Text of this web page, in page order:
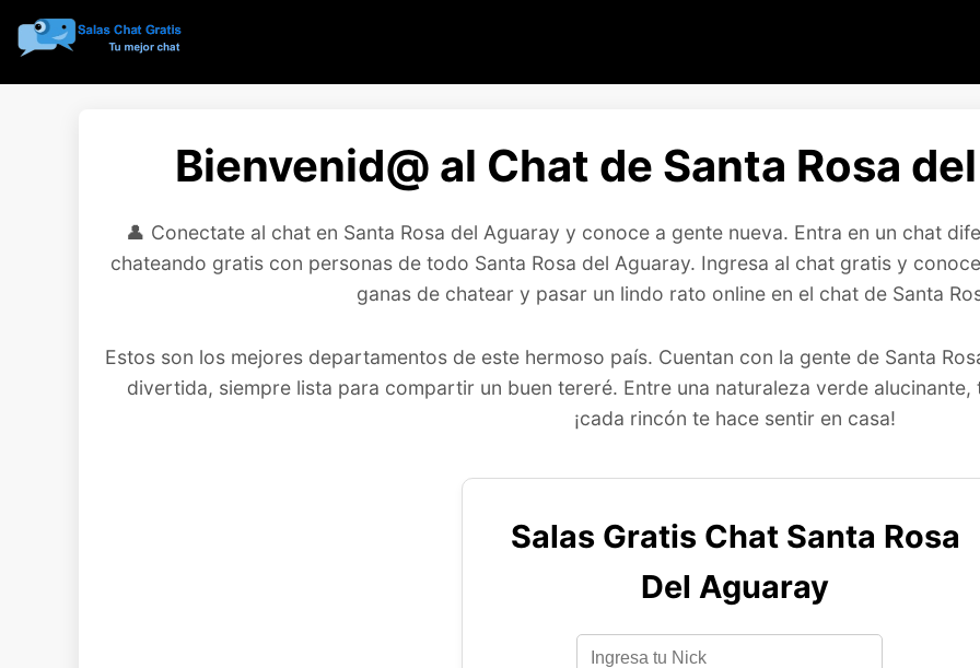
Bienvenid@ al Chat de Santa Rosa
👤 Conectate al chat en Santa Rosa del Aguaray y conoce a gente nueva. Entra en un chat
chateando gratis con personas de todo Santa Rosa del Aguaray. Ingresa al chat gratis y
ganas de chatear y pasar un lindo rato online en el chat de Santa
Estos son los mejores departamentos de este hermoso país. Cuentan con la gente de Santa
divertida, siempre lista para compartir un buen tereré. Entre una naturaleza verde
¡cada rincón te hace sentir en casa!
Salas Gratis Chat Santa Rosa
Del Aguaray